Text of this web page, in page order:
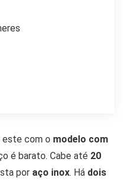
este com o modelo com
é barato. Cabe até 20
por aço inox. Há dois